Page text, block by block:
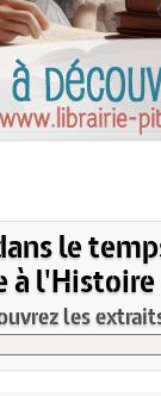
le
à l'Histoire
les